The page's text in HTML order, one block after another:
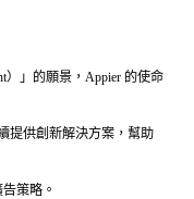
）」的願景，Appier 的使命
提供創新解決方案，幫助
策略。